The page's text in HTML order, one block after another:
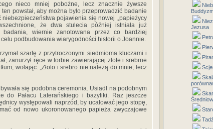
nieco mniej pobożne, lecz znacznie żywsze
powstał, aby można było przeprowadzić badanie
niebezpieczeństwa pojawienia się nowej ,,papieżycy
że dwa stulecia później istniała już
badania, wiernie zanotowana przez co bardziej
podbudowania wiarygodności historii o Joannie.
szarfę z przytroczonymi siedmioma kluczami i
zanurzył ręce w torbie zawierającej złote i srebrne
wołając: „Złoto i srebro nie należą do mnie, lecz
się podobna ceremonia. Usiadł na podobnym
do Pałacu Laterańskiego i bazyliki. Raz jeszcze
występowali naprzód, by ucałować jego stopę,
od nowo ukoronowanego papieża zwyczajowe
Jezusa